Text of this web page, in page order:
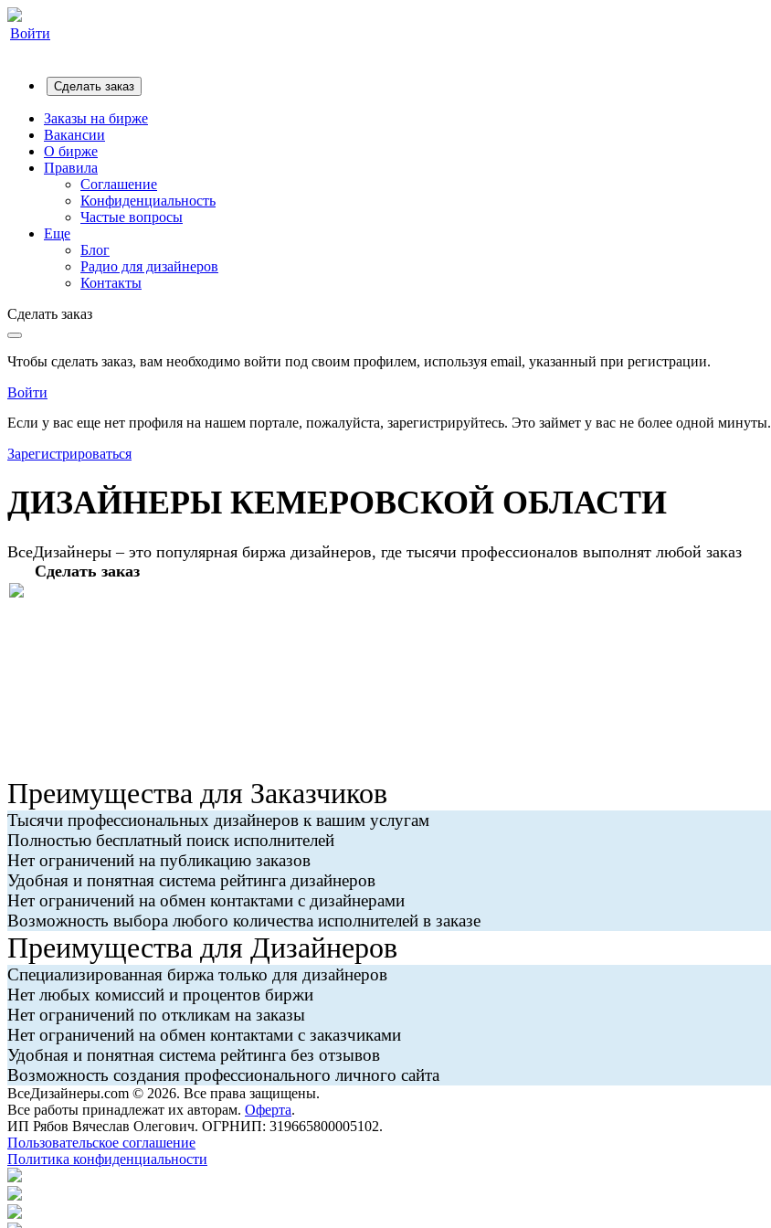
Войти
Сделать заказ
Заказы на бирже
Вакансии
О бирже
Правила
Соглашение
Конфиденциальность
Частые вопросы
Еще
Блог
Радио для дизайнеров
Контакты
Сделать заказ
Чтобы сделать заказ, вам необходимо войти под своим профилем, используя email, указанный при регистрации.
Войти
Если у вас еще нет профиля на нашем портале, пожалуйста, зарегистрируйтесь. Это займет у вас не более одной минуты.
Зарегистрироваться
ДИЗАЙНЕРЫ КЕМЕРОВСКОЙ ОБЛАСТИ
ВсеДизайнеры – это популярная биржа дизайнеров, где тысячи профессионалов выполнят любой заказ
Сделать заказ
Преимущества для Заказчиков
Тысячи профессиональных дизайнеров к вашим услугам
Полностью бесплатный поиск исполнителей
Нет ограничений на публикацию заказов
Удобная и понятная система рейтинга дизайнеров
Нет ограничений на обмен контактами с дизайнерами
Возможность выбора любого количества исполнителей в заказе
Преимущества для Дизайнеров
Специализированная биржа только для дизайнеров
Нет любых комиссий и процентов биржи
Нет ограничений по откликам на заказы
Нет ограничений на обмен контактами с заказчиками
Удобная и понятная система рейтинга без отзывов
Возможность создания профессионального личного сайта
ВсеДизайнеры.com © 2026. Все права защищены.
Все работы принадлежат их авторам. Оферта.
ИП Рябов Вячеслав Олегович. ОГРНИП: 319665800005102.
Пользовательское соглашение
Политика конфиденциальности